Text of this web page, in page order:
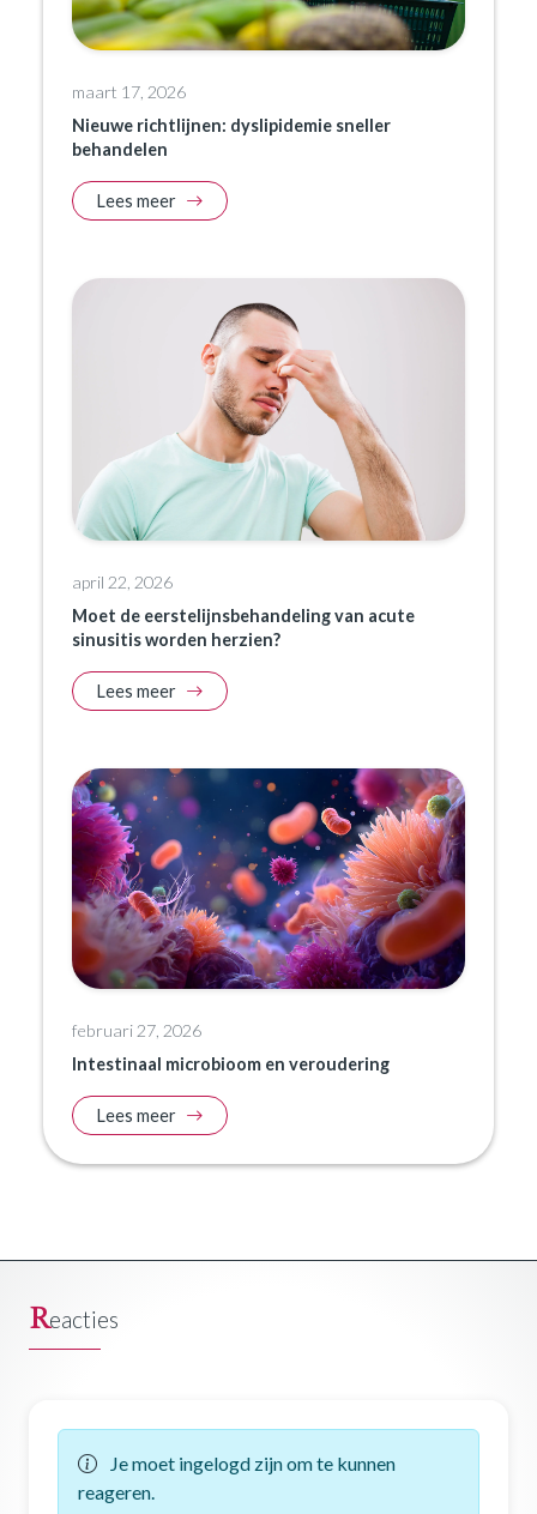
maart 17, 2026
Nieuwe richtlijnen: dyslipidemie sneller
behandelen
Lees meer
april 22, 2026
Moet de eerstelijnsbehandeling van acute
sinusitis worden herzien?
Lees meer
februari 27, 2026
Intestinaal microbioom en veroudering
Lees meer
Reacties
Je moet ingelogd zijn om te kunnen
reageren.